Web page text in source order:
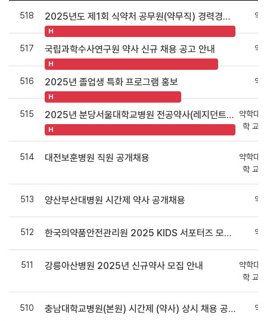
518 2025년도 제1회 식약처 공무원(약무직) 경력경쟁채용시험 공고 안내
H
약
517 국립과학수사연구원 약사 신규 채용 공고 안내
H
약
516 2025년 졸업생 특화 프로그램 홍보
H
약
515 2025년 분당서울대학교병원 전공약사(레지던트약사) 채용 공고 안내
H
약학대
학 교
514 대전보훈병원 직원 공개채용
약학대
학 교
513 양산부산대병원 시간제 약사 공개채용 약
512 한국의약품안전관리원 2025 KIDS 서포터즈 모집공고 약
511 강릉아산병원 2025년 신규약사 모집 안내
약학대
학 교
510 충남대학교병원(본원) 시간제 (약사) 상시 채용 공고 약